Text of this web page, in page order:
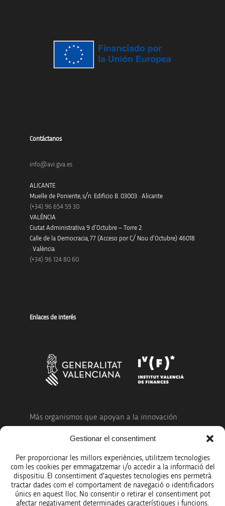
Gestionar el consentiment
Per proporcionar les millors experiències, utilitzem tecnologies
com les cookies per emmagatzemar i/o accedir a la informació del
dispositiu. El consentiment d'aquestes tecnologies ens permetrà
tractar dades com el comportament de navegació o identificadors
únics en aquest lloc. No consentir o retirar el consentiment pot
afectar negativament determinades característiques i funcions.
Contáctanos
info@avi.gva.es
ALICANTE
Muelle de Poniente, s/n. Edificio B. 03003 · Alicante
(+34) 96 654 59 30
VALÈNCIA
Ciutat Administrativa 9 d’Octubre – Torre 2
Calle de la Democracia, 77 (Acceso por C/ Nou d’Octubre) 46018
· València
(+34) 96 124 80 60
Enlaces de interés
Más organismos que apoyan a la innovación
Avíso legal
Política de protección de datos